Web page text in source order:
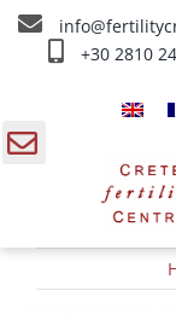
Skip
+30 2810
Über uns
Verjüngung